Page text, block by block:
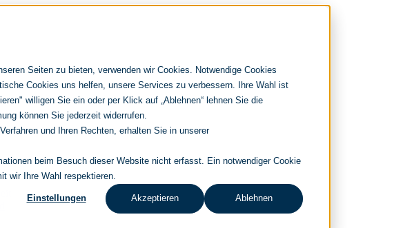
Seiten zu bieten, verwenden wir Cookies. Notwendige Cookies
Cookies uns helfen, unsere Services zu verbessern. Ihre Wahl ist
willigen Sie ein oder per Klick auf „Ablehnen“ lehnen Sie die
können Sie jederzeit widerrufen.
und Ihren Rechten, erhalten Sie in unserer
beim Besuch dieser Website nicht erfasst. Ein notwendiger Cookie
wir Ihre Wahl respektieren.
Einstellungen Akzeptieren Ablehnen